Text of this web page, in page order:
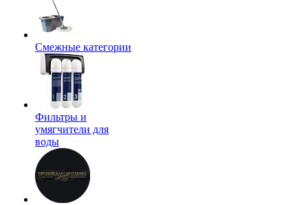
Смежные категории
Фильтры и
умягчители для
воды